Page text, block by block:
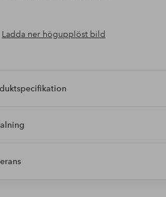
Ladda ner högupplöst bild